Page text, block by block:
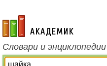
academic.ru
Словари и